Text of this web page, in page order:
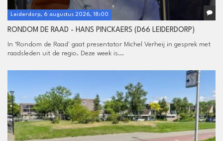
Leiderdorp, 6 augustus 2026, 18:00
RONDOM DE RAAD - HANS PINCKAERS (D66 LEIDERDORP)
In ‘Rondom de Raad' gaat presentator Michel Verheij in gesprek met
raadsleden uit de regio. Deze week is...